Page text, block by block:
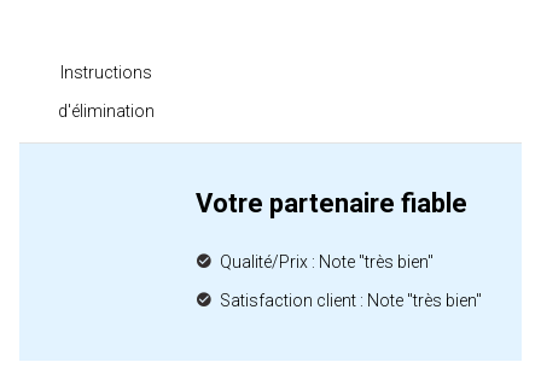
Instructions
d'élimination
Votre partenaire fiable
Qualité/Prix : Note "très bien"
Satisfaction client : Note "très bien"